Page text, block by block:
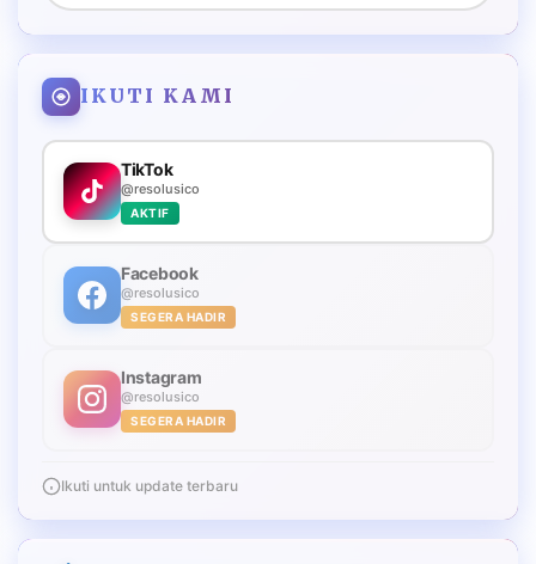
IKUTI KAMI
TikTok
@resolusico
AKTIF
Facebook
@resolusico
SEGERA HADIR
Instagram
@resolusico
SEGERA HADIR
Ikuti untuk update terbaru